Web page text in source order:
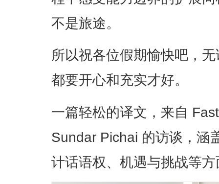
不是旅途。
所以祝各位假期愉快吧，
都要开心和充实才好。
一篇轻松的译文，来自
Sundar Pichai 的访谈，涵
计话语权、机遇与挑战等